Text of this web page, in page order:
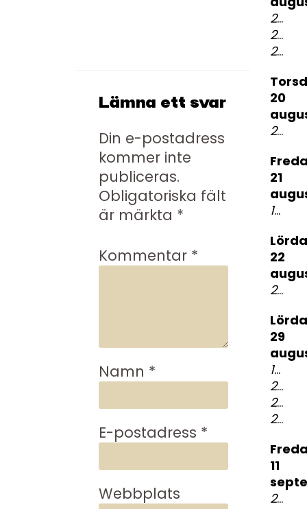
Lämna ett svar
Din e-postadress
kommer inte
publiceras.
Obligatoriska fält
är märkta *
Kommentar *
Namn *
E-postadress *
Webbplats
23:00
23:00
23:00
torsdag
20
20:00
fredag
21
17.30
lördag
22
23:00
lördag
29
19:00
23:00
23:00
23:00
fredag
11
21:00